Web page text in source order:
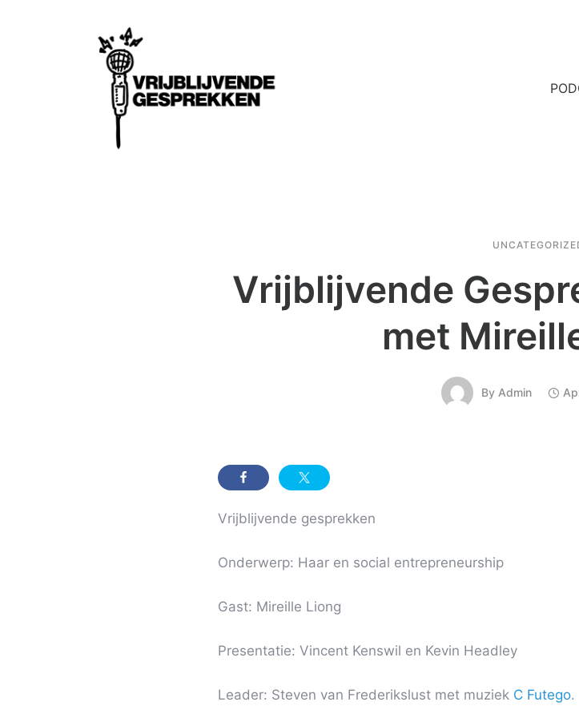
Vrijblijvende
met
By Admin
Vrijblijvende gesprekken
Onderwerp: Haar en social entrepreneurship
Gast: Mireille Liong
Presentatie: Vincent Kenswil en Kevin Headley
Leader: Steven van Frederikslust met muziek C Futego.